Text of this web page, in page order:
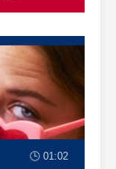
🕒 01:02